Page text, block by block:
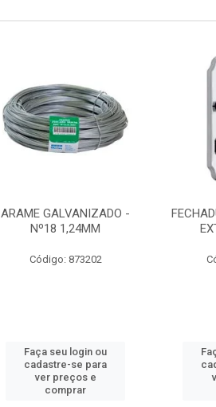
ARAME GALVANIZADO -
Nº18 1,24MM
Código: 873202
Faça seu login ou
cadastre-se para
ver preços e
comprar